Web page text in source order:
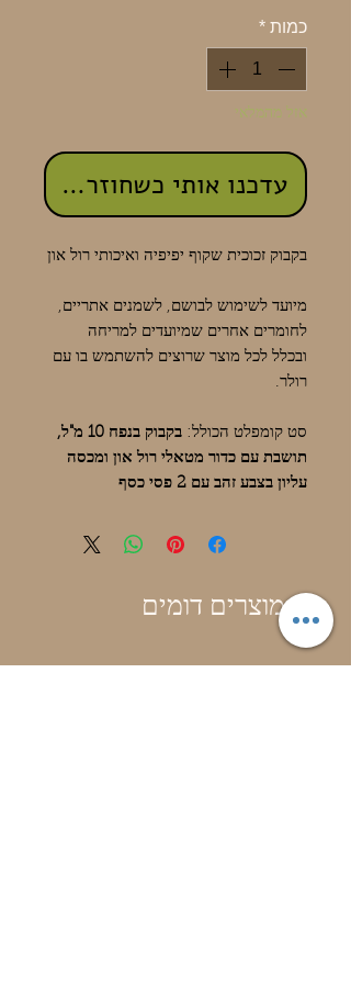
כמות *
אזל מהמלאי
עדכנו אותי כשחוזר למלאי
בקבוק זכוכית שקוף יפיפיה ואיכותי רול און
מיועד לשימוש לבושם, לשמנים אתריים,
לחומרים אחרים שמיועדים למריחה
ובכלל לכל מוצר שרוצים להשתמש בו עם
רולר.
סט קומפלט הכולל:
בקבוק בנפח 10 מ"ל,
תושבת עם כדור מטאלי רול און ומכסה
עליון בצבע זהב עם 2 פסי כסף
מוצרים דומים